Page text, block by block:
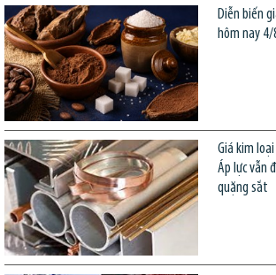
Diễn biến
hôm nay
Giá kim
Áp lực vẫn
quặng sắt